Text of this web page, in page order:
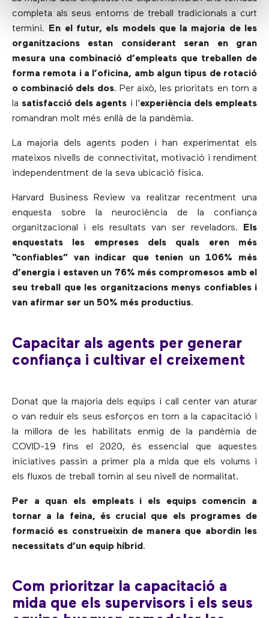
completa als seus entorns de treball tradicionals a curt
termini.
En el futur, els models que la majoria de les
organitzacions estan considerant seran en gran
mesura una combinació d’empleats que treballen de
forma remota i a l’oficina, amb algun tipus de rotació
o combinació dels dos. Per això, les prioritats en torn a
la satisfacció dels agents i l’experiència dels empleats
romandran molt més enllà de la pandèmia.
La majoria dels agents poden i han experimentat els
mateixos nivells de connectivitat, motivació i rendiment
independentment de la seva ubicació física.
Harvard Business Review va realitzar recentment una
enquesta sobre la neurociència de la confiança
organitzacional i els resultats van ser reveladors.
Els
enquestats les empreses dels quals eren més
“confiables” van indicar que tenien un 106% més
d’energia i estaven un 76% més compromesos amb el
seu treball que les organitzacions menys confiables i
van afirmar ser un 50% més productius.
Capacitar als agents per generar
confiança i cultivar el creixement
Donat que la majoria dels equips i call center van aturar
o van reduir els seus esforços en torn a la capacitació i
la millora de les habilitats enmig de la pandèmia de
COVID-19 fins el 2020, és essencial que aquestes
iniciatives passin a primer pla a mida que els volums i
els fluxos de treball tornin al seu nivell de normalitat.
Per a quan els empleats i els equips comencin a
tornar a la feina, és crucial que els programes de
formació es construeixin de manera que abordin les
necessitats d’un equip híbrid .
Com prioritzar la capacitació a
mida que els supervisors i els seus